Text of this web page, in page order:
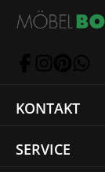
KONTAKT
SERVICE